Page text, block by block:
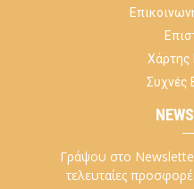
Χάρτης
Συχνές
Γράψου στο Newsletter
τελευταίες